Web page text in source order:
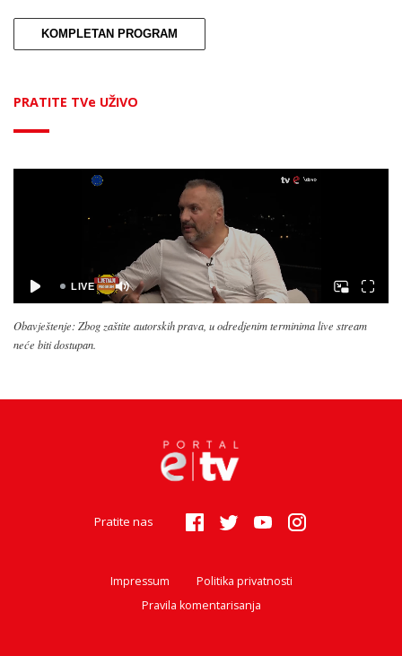
KOMPLETAN PROGRAM
PRATITE TVe UŽIVO
Obavještenje: Zbog zaštite autorskih prava, u odredjenim terminima live stream
neće biti dostupan.
Pratite nas
Impressum
Politika privatnosti
Pravila komentarisanja